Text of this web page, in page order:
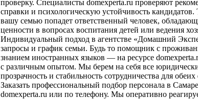
проверку. Специалисты domexperta.ru проверяют
справки и психологическую устойчивость
вашу семью попадет ответственный человек,
ценности в вопросах воспитания детей или ведения
Индивидуальный подход в агентстве «Домашний
запросы и график семьи. Будь то помощник с
знанием иностранных языков — на ресурсе
с различным опытом. Мы берем на себя все
прозрачность и стабильность сотрудничества для обеих
Заказать профессиональный подбор персонала в
domexperta.ru или по телефону. Мы оперативно